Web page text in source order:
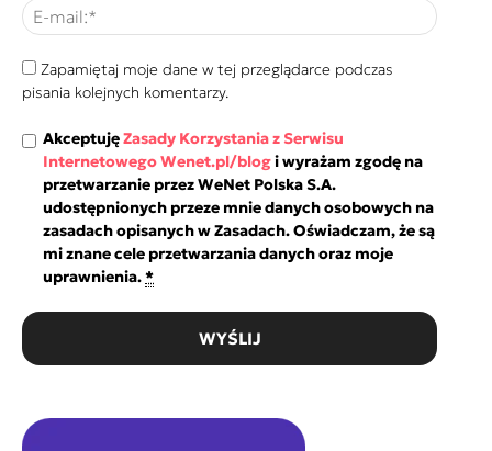
Zapamiętaj moje dane w tej przeglądarce podczas
pisania kolejnych komentarzy.
AkceptujęZasady Korzystania z Serwisu
Internetowego Wenet.pl/blogi wyrażam zgodę na
przetwarzanie przez WeNet Polska S.A.
udostępnionych przeze mnie danych osobowych na
zasadach opisanych w Zasadach. Oświadczam, że są
mi znane cele przetwarzania danych oraz moje
uprawnienia.*